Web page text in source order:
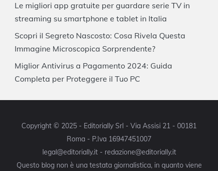
Le migliori app gratuite per guardare serie TV in
streaming su smartphone e tablet in Italia
Scopri il Segreto Nascosto: Cosa Rivela Questa
Immagine Microscopica Sorprendente?
Miglior Antivirus a Pagamento 2024: Guida
Completa per Proteggere il Tuo PC
Copyright © 2025 - Editorially Srl - Via Assisi 21 - 00181
Roma - P.Iva 16947451007
legal@editorially.it - redazione@editorially.it
Questo blog non è una testata giornalistica, in quanto viene